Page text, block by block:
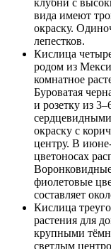
клубни с
вида имеют
окраску.
лепестков.
Кислица
родом из
комнатное
Буроватая
и розетку из
окраску с
центру. В
цветоносах
фиолетовые
составляет
Кислица
растения для
крупными
светлым